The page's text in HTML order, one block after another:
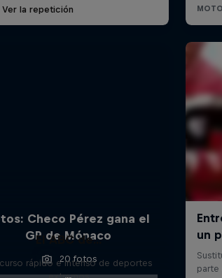
Ver la repetición
Checo Pérez gana el
GP de Mónaco
20 fotos
El ABC de...
rápido e intenso de deportes